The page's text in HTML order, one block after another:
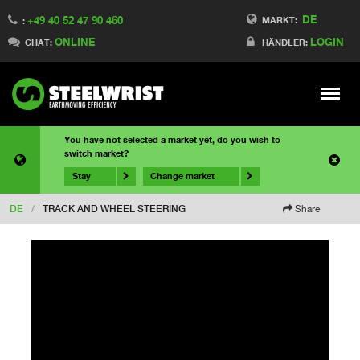
MARKT: DE
HÄNDLER: LOGIN
: +49 40 52 47 90 460
CHAT: ONLINE
Meny
You have not selected a market yet, do you wish to
switch market?
Stay Change market
DE / TRACK AND WHEEL STEERING Share